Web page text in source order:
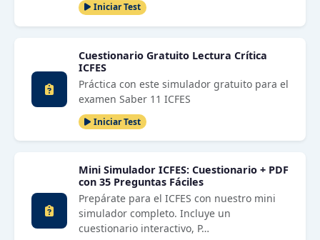
Iniciar Test
Cuestionario Gratuito Lectura Crítica
ICFES
Práctica con este simulador gratuito para el
examen Saber 11 ICFES
Iniciar Test
Mini Simulador ICFES: Cuestionario + PDF
con 35 Preguntas Fáciles
Prepárate para el ICFES con nuestro mini
simulador completo. Incluye un
cuestionario interactivo, P…